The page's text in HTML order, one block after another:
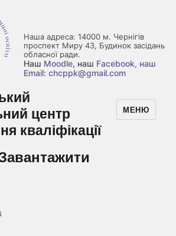
Наша адреса: 14000 м. Чернігів
проспект Миру 43, Будинок засідань
обласної ради.
Наш Moodle, наш Facebook, наш
Email: chcppk@gmail.com
центр
кваліфікації
МЕНЮ